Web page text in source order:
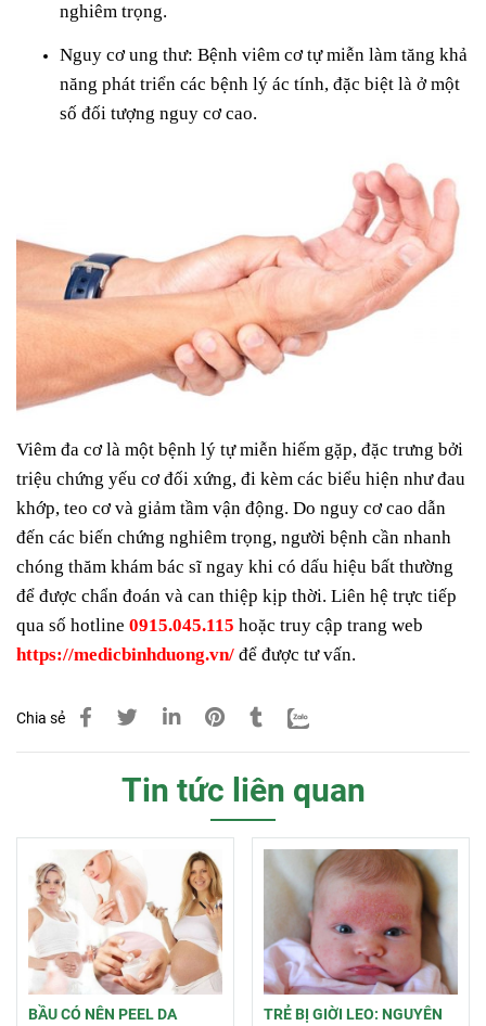
nghiêm trọng.
Nguy cơ ung thư: Bệnh viêm cơ tự miễn làm tăng khả
năng phát triển các bệnh lý ác tính, đặc biệt là ở một
số đối tượng nguy cơ cao.
Viêm đa cơ là một bệnh lý tự miễn hiếm gặp, đặc trưng bởi
triệu chứng yếu cơ đối xứng, đi kèm các biểu hiện như đau
khớp, teo cơ và giảm tầm vận động. Do nguy cơ cao dẫn
đến các biến chứng nghiêm trọng, người bệnh cần nhanh
chóng thăm khám bác sĩ ngay khi có dấu hiệu bất thường
để được chẩn đoán và can thiệp kịp thời. Liên hệ trực tiếp
qua số hotline 0915.045.115 hoặc truy cập trang web
https://medicbinhduong.vn/ để được tư vấn.
Chia sẻ
Tin tức liên quan
BẦU CÓ NÊN PEEL DA
TRẺ BỊ GIỜI LEO: NGUYÊN